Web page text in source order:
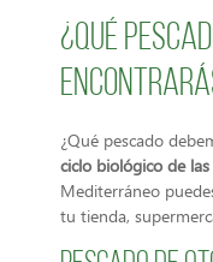
¿Qué
¿Qué pescado
ciclo biológico de las
Mediterráneo
tu tienda,